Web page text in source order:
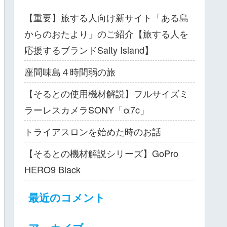
【重要】旅する人向け新サイト「ある島
からのおたより」のご紹介【旅する人を
応援するブランドSalty Island】
座間味島４時間弱の旅
【そるとの使用機材解説】フルサイズミ
ラーレスカメラSONY「α7c」
トライアスロンを始めた時のお話
【そるとの機材解説シリーズ】GoPro
HERO9 Black
最近のコメント